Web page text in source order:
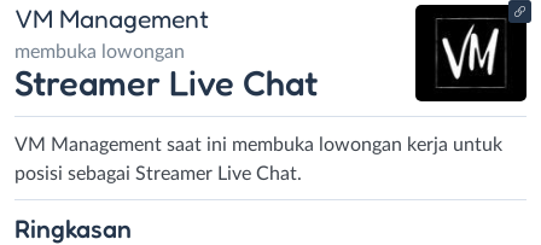
VM Management
membuka lowongan
Streamer Live Chat
VM Management saat ini membuka lowongan kerja untuk
posisi sebagai Streamer Live Chat.
Ringkasan